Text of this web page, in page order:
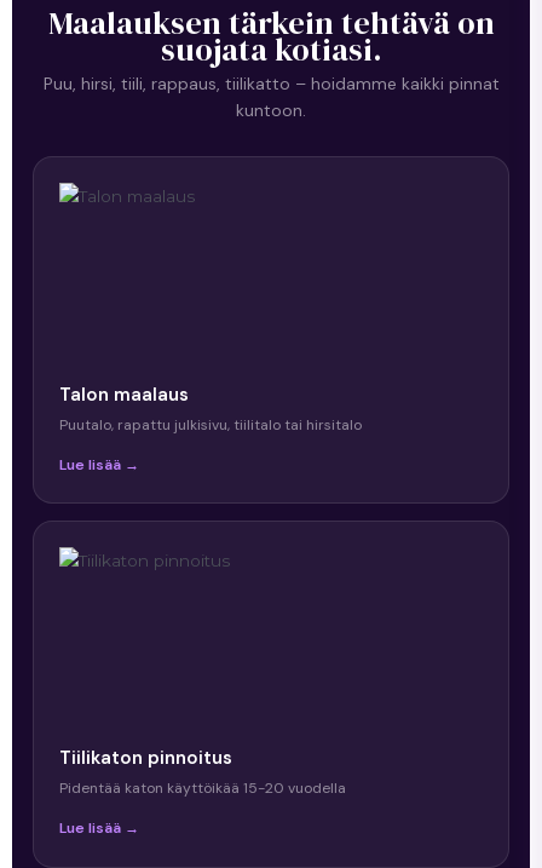
Maalauksen tärkein tehtävä on
suojata kotiasi.
Puu, hirsi, tiili, rappaus, tiilikatto – hoidamme kaikki pinnat
kuntoon.
Talon maalaus
Puutalo, rapattu julkisivu, tiilitalo tai hirsitalo
Lue lisää →
Tiilikaton pinnoitus
Pidentää katon käyttöikää 15-20 vuodella
Lue lisää →